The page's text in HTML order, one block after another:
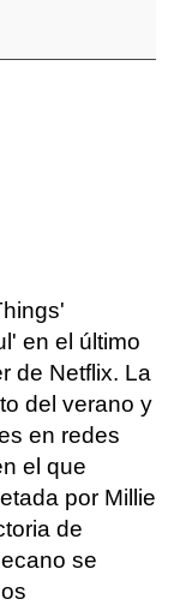
en el último
de Netflix. La
del verano y
en redes
el que
por Millie
de
se